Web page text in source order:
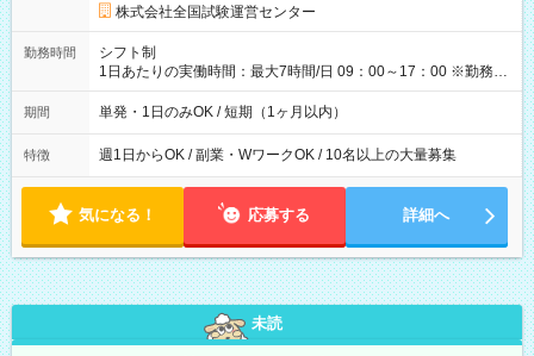
円の場合あり ・国家試験 7:00～13:30（休憩なし） 時給1,300
円（役割手当＋100円）×6時間＝日収8,400円＋交通費 【試用期
間】試用期間なし
株式会社全国試験運営センター
勤務時間
シフト制
1日あたりの実働時間：最大7時間/日 09：00～17：00 ※勤務時
間は 試験により異なります。
期間 単発・1日のみOK / 短期（1ヶ月以内）
特徴 週1日からOK / 副業・WワークOK / 10名以上の大量募集
気になる！ 応募する 詳細へ
未読